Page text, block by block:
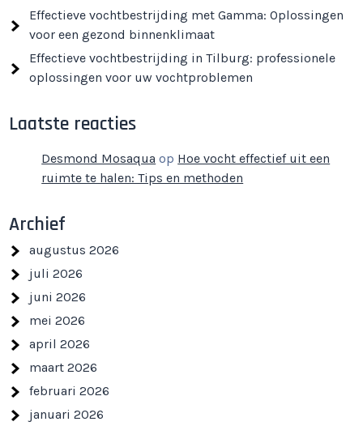
Effectieve vochtbestrijding met Gamma: Oplossingen
voor een gezond binnenklimaat
Effectieve vochtbestrijding in Tilburg: professionele
oplossingen voor uw vochtproblemen
Laatste reacties
Desmond Mosaqua op Hoe vocht effectief uit een
ruimte te halen: Tips en methoden
Archief
augustus 2026
juli 2026
juni 2026
mei 2026
april 2026
maart 2026
februari 2026
januari 2026